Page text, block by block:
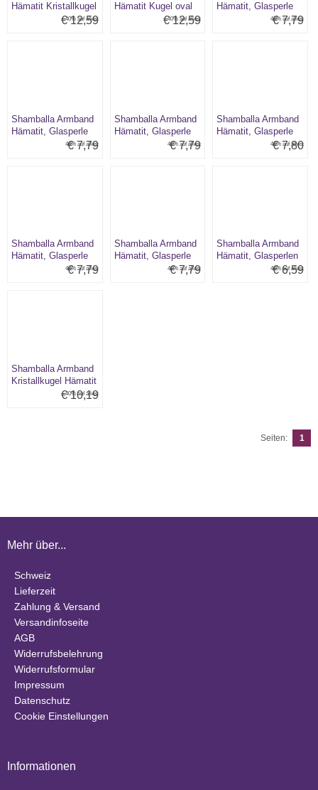
Hämatit Kristallkugel
40% auf alles:
€ 12,59
Hämatit Kugel oval
40% auf alles:
€ 12,59
Hämatit, Glasperle
40% auf alles:
€ 7,79
Shamballa Armband
Hämatit, Glasperle
40% auf alles:
€ 7,79
Shamballa Armband
Hämatit, Glasperle
40% auf alles:
€ 7,79
Shamballa Armband
Hämatit, Glasperle
40% auf alles:
€ 7,80
Shamballa Armband
Hämatit, Glasperle
grau/schwarz40% auf alles:
€ 7,79
Shamballa Armband
Hämatit, Glasperle
40% auf alles:
€ 7,79
Shamballa Armband
Hämatit, Glasperlen
40% auf alles:
€ 6,59
Shamballa Armband
Kristallkugel Hämatit
kristall/graphit40% auf alles:
€ 10,19
Seiten: 1
Mehr über...
Schweiz
Lieferzeit
Zahlung & Versand
Versandinfoseite
AGB
Widerrufsbelehrung
Widerrufsformular
Impressum
Datenschutz
Cookie Einstellungen
Informationen